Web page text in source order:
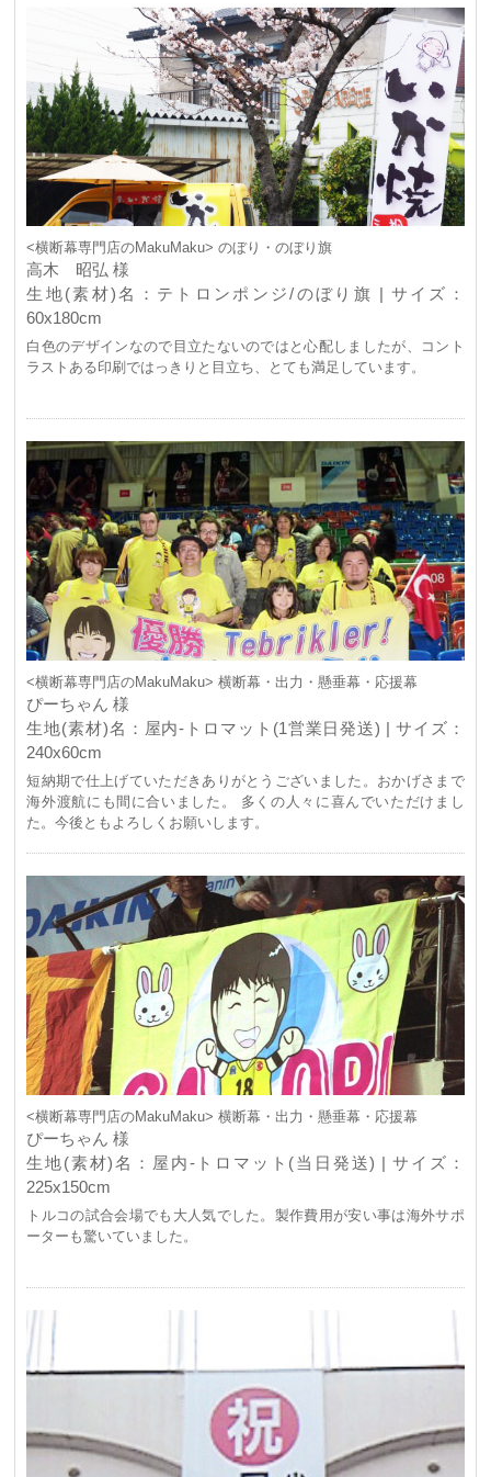
<横断幕専門店のMakuMaku> のぼり・のぼり旗
高木 昭弘 様
生地(素材)名：テトロンポンジ/のぼり旗 | サイズ：
60x180cm
白色のデザインなので目立たないのではと心配しましたが、コント
ラストある印刷ではっきりと目立ち、とても満足しています。
<横断幕専門店のMakuMaku> 横断幕・出力・懸垂幕・応援幕
ぴーちゃん 様
生地(素材)名：屋内-トロマット(1営業日発送) | サイズ：
240x60cm
短納期で仕上げていただきありがとうございました。おかげさまで
海外渡航にも間に合いました。 多くの人々に喜んでいただけまし
た。今後ともよろしくお願いします。
<横断幕専門店のMakuMaku> 横断幕・出力・懸垂幕・応援幕
ぴーちゃん 様
生地(素材)名：屋内-トロマット(当日発送) | サイズ：
225x150cm
トルコの試合会場でも大人気でした。製作費用が安い事は海外サポ
ーターも驚いていました。